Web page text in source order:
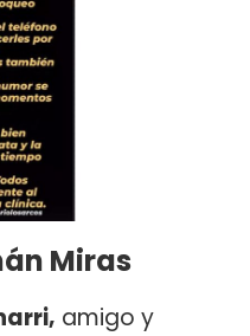
Miras
amigo y